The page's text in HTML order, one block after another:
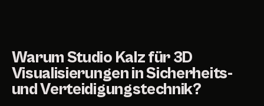
Warum Studio Kalz für 3D
Visualisierungen in Sicherheits-
und Verteidigungstechnik?